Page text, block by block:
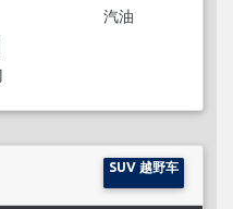
汽油
SUV 越野车